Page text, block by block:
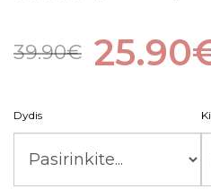
39.90€
Dydis